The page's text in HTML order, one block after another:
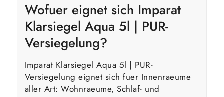
Wofuer eignet sich Imparat
Klarsiegel Aqua 5l | PUR-
Versiegelung?
Imparat Klarsiegel Aqua 5l | PUR-
Versiegelung eignet sich fuer Innenraeume
aller Art: Wohnraeume, Schlaf- und